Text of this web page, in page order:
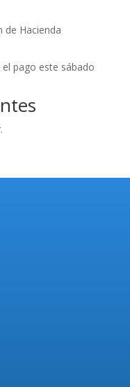
de Hacienda
pago este sábado